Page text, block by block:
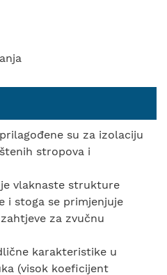
su za izolaciju
stropova i
vlaknaste strukture
i stoga se primjenjuje
za zvučnu
karakteristike u
(visok koeficijent